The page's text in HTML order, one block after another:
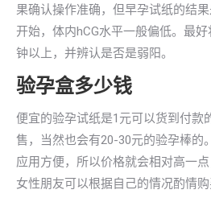
果确认操作准确，但早孕试纸的结
开始，体内hCG水平一般偏低。最
钟以上，并辨认是否是弱阳。
验孕盒多少钱
便宜的验孕试纸是1元可以货到付款
售，当然也会有20-30元的验孕棒的
应用方便，所以价格就会相对高一点
女性朋友可以根据自己的情况酌情购